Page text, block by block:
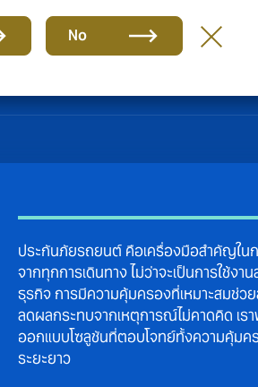
No
ประกันภัยรถยนต์ คือเครื่องมือสำคัญในก
จากทุกการเดินทาง ไม่ว่าจะเป็นการใช้งา
ธุรกิจ การมีความคุ้มครองที่เหมาะสมช่วย
ลดผลกระทบจากเหตุการณ์ไม่คาดคิด เ
ออกแบบโซลูชันที่ตอบโจทย์ทั้งความคุ้มค
ระยะยาว